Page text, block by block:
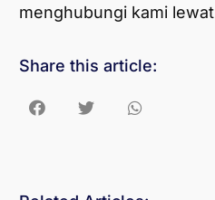
menghubungi kami lewat
Share this article: